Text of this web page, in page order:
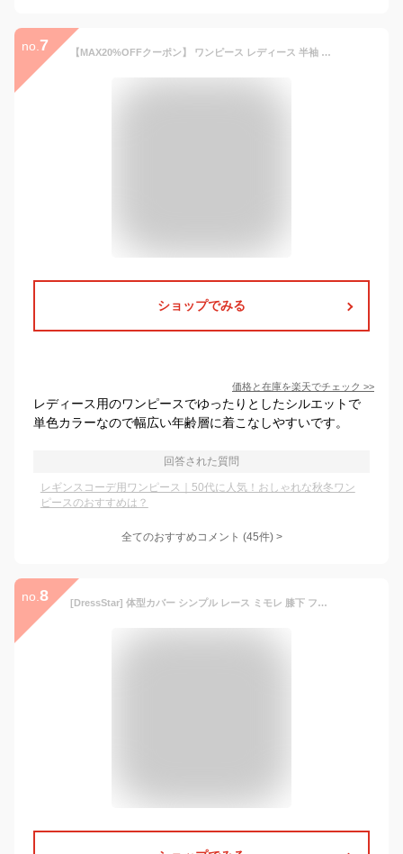
no. 7 【MAX20%OFFクーポン】 ワンピース レディース 半袖 ロングワンピース マキシワンピース 接触冷感 UVカット 汗ジミ防止 プリーツ ボヘミアン 日焼け止め 体型カバー 大人可愛い 綿麻 リネン ゆったり きれいめ 低身長 春夏 30代 40代 50代 黒 紺 青 S M L LL 3L smart-shop
ショップでみる
価格と在庫を楽天でチェック >>
レディース用のワンピースでゆったりとしたシルエットで
単色カラーなので幅広い年齢層に着こなしやすいです。
回答された質問
レギンスコーデ用ワンピース｜50代に人気！おしゃれな秋冬ワン
ピースのおすすめは？
全てのおすすめコメント (45件) >
no. 8 [DressStar] 体型カバー シンプル レース ミモレ 膝下 フォーマル ダマスク ワンピース ドレス スーツ 大きいサイズ M(7～9号) グレー